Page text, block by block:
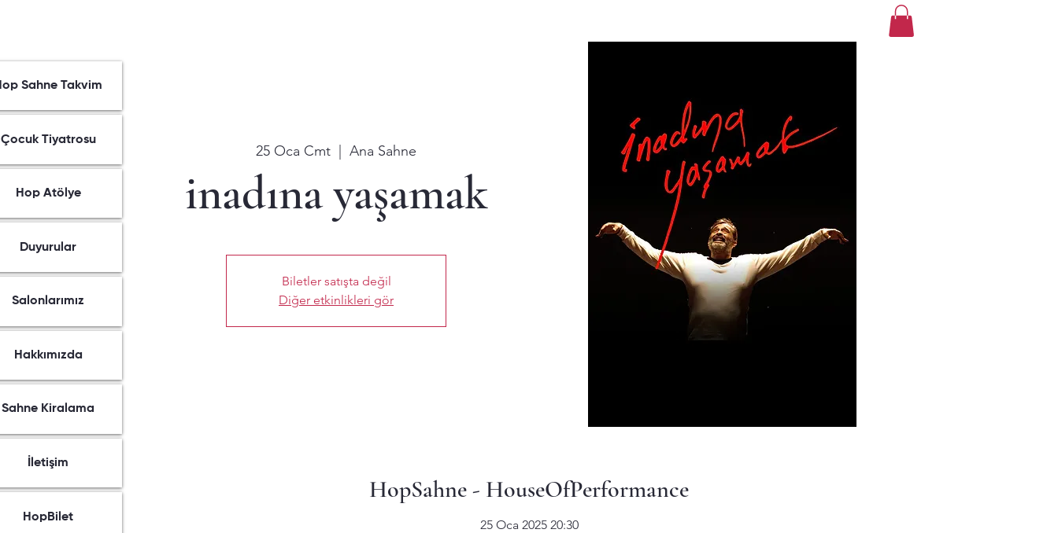
25 Oca Cmt
  |
Ana Sahne
inadına yaşamak
Biletler satışta değil
Diğer etkinlikleri gör
HopSahne - HouseOfPerformance
25 Oca 2025 20:30
Sahne Takvim
Çocuk Tiyatrosu
Hop Atölye
Duyurular
Salonlarımız
Hakkımızda
Sahne Kiralama
İletişim
HopBilet